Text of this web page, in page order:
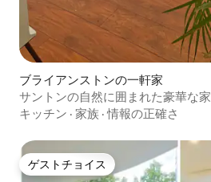
ブライアンストンの一軒家
サントンの自然に囲まれた豪華な家
キッチン · 家族 ·情報の正確さ
ゲストチョイス
ゲストチョイス